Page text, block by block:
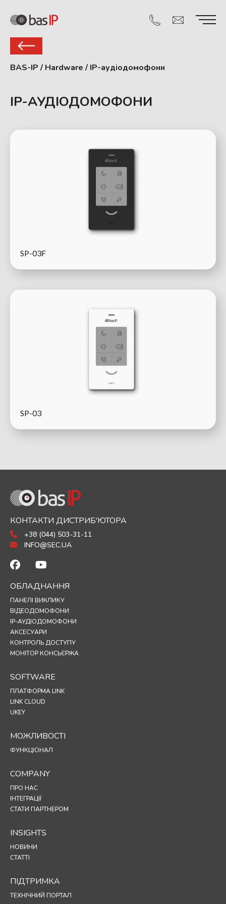
BAS-IP / Hardware / IP-аудіодомофони
IP-АУДІОДОМОФОНИ
SP-03F
SP-03
КОНТАКТИ ДИСТРИБ'ЮТОРА
+38 (044) 503-31-11
INFO@SEC.UA
ОБЛАДНАННЯ
ПАНЕЛІ ВИКЛИКУ
ВІДЕОДОМОФОНИ
IP-АУДІОДОМОФОНИ
АКСЕСУАРИ
КОНТРОЛЬ ДОСТУПУ
МОНІТОР КОНСЬЄРЖА
SOFTWARE
ПЛАТФОРМА LINK
LINK CLOUD
UKEY
МОЖЛИВОСТІ
ФУНКЦІОНАЛ
COMPANY
ПРО НАС
ІНТЕГРАЦІЇ
СТАТИ ПАРТНЕРОМ
INSIGHTS
НОВИНИ
СТАТТІ
ПІДТРИМКА
ТЕХНІЧНИЙ ПОРТАЛ